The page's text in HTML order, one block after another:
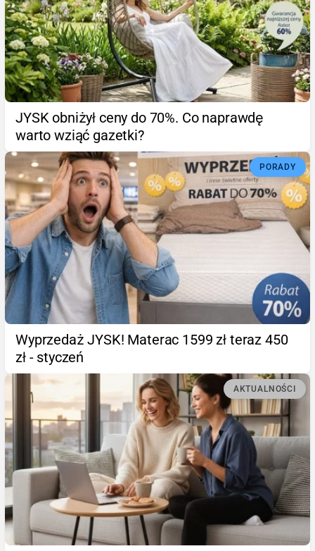
JYSK obniżył ceny do 70%. Co naprawdę
warto wziąć gazetki?
PORADY
Wyprzedaż JYSK! Materac 1599 zł teraz 450
zł - styczeń
AKTUALNOŚCI